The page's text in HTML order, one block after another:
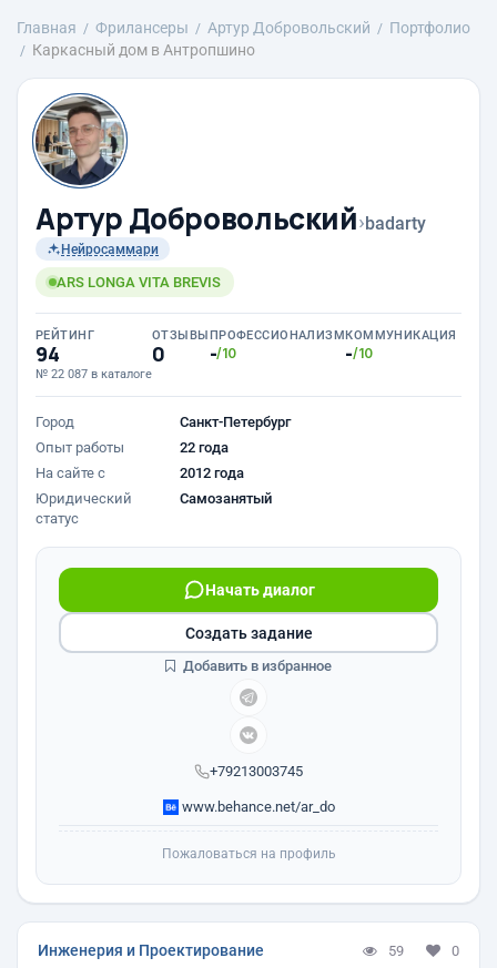
Главная Фрилансеры Артур Добровольский
Портфолио
Каркасный дом в Антропшино
Артур Добровольский›badarty
Нейросаммари
ARS LONGA VITA BREVIS
РЕЙТИНГ
94
№ 22 087 в каталоге
ОТЗЫВЫ
0
ПРОФЕССИОНАЛИЗМ
-/10
КОММУНИКАЦИЯ
-/10
Город
Санкт-Петербург
Опыт работы
22 года
На сайте с
2012 года
Юридический
статус
Самозанятый
+79213003745
Начать диалог
www.behance.net/ar_do
Создать задание
Добавить в избранное
Пожаловаться на профиль
Инженерия и Проектирование 59 0